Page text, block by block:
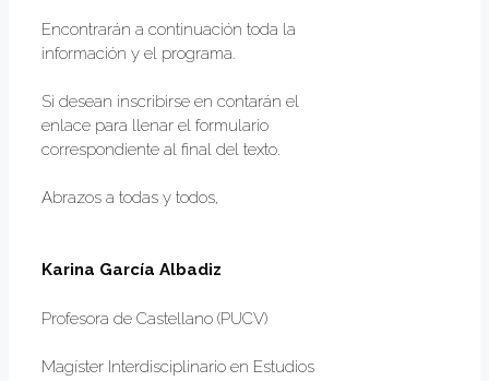
Encontrarán a continuación toda la
información y el programa.
Si desean inscribirse en contarán el
enlace para llenar el formulario
correspondiente al final del texto.
Abrazos a todas y todos,
Karina García Albadiz
Profesora de Castellano (PUCV)
Magíster Interdisciplinario en Estudios